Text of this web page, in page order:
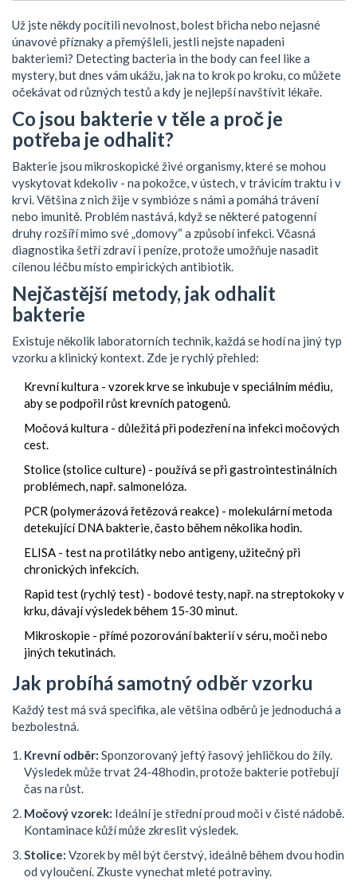
Už jste někdy pocítili nevolnost, bolest břicha nebo nejasné
únavové příznaky a přemýšleli, jestli nejste napadeni
bakteriemi? Detecting bacteria in the body can feel like a
mystery, but dnes vám ukážu, jak na to krok po kroku, co můžete
očekávat od různých testů a kdy je nejlepší navštívit lékaře.
Co jsou bakterie v těle a proč je
potřeba je odhalit?
Bakterie jsou mikroskopické živé organismy, které se mohou
vyskytovat kdekoliv - na pokožce, v ústech, v trávicím traktu i v
krvi. Většina z nich žije v symbióze s námi a pomáhá trávení
nebo imunitě. Problém nastává, když se některé patogenní
druhy rozšíří mimo své „domovy“ a způsobí infekci. Včasná
diagnostika šetří zdraví i peníze, protože umožňuje nasadit
cílenou léčbu místo empirických antibiotik.
Nejčastější metody, jak odhalit
bakterie
Existuje několik laboratorních technik, každá se hodí na jiný typ
vzorku a klinický kontext. Zde je rychlý přehled:
Krevní kultura - vzorek krve se inkubuje v speciálním médiu,
aby se podpořil růst krevních patogenů.
Močová kultura - důležitá při podezření na infekci močových
cest.
Stolice (stolice culture) - používá se při gastrointestinálních
problémech, např. salmonelóza.
PCR (polymerázová řetězová reakce) - molekulární metoda
detekující DNA bakterie, často během několika hodin.
ELISA - test na protilátky nebo antigeny, užitečný při
chronických infekcích.
Rapid test (rychlý test) - bodové testy, např. na streptokoky v
krku, dávají výsledek během 15‑30 minut.
Mikroskopie - přímé pozorování bakterií v séru, moči nebo
jiných tekutinách.
Jak probíhá samotný odběr vzorku
Každý test má svá specifika, ale většina odběrů je jednoduchá a
bezbolestná.
Krevní odběr: Sponzorovaný jeftý řasový jehličkou do žíly.
Výsledek může trvat 24‑48hodin, protože bakterie potřebují
čas na růst.
Močový vzorek: Ideální je střední proud moči v čisté nádobě.
Kontaminace kůží může zkreslit výsledek.
Stolice: Vzorek by měl být čerstvý, ideálně během dvou hodin
od vyloučení. Zkuste vynechat mleté potraviny.